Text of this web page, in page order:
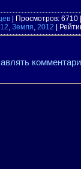
Просмотров: 6710 |
, Земля, 2012